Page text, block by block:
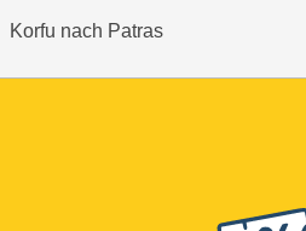
Korfu nach Patras